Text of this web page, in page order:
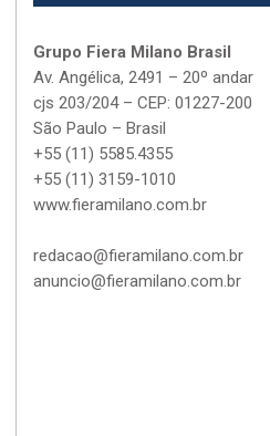
Grupo Fiera Milano Brasil
Av. Angélica, 2491 – 20º andar
cjs 203/204 – CEP: 01227-200
São Paulo – Brasil
+55 (11) 5585.4355
+55 (11) 3159-1010
www.fieramilano.com.br
redacao@fieramilano.com.br
anuncio@fieramilano.com.br